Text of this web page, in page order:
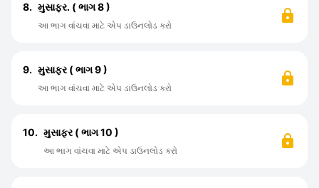
8. મુસાફર. ( ભાગ 8 )
આ ભાગ વાંચવા માટે એપ ડાઉનલોડ કરો
9. મુસાફર ( ભાગ 9 )
આ ભાગ વાંચવા માટે એપ ડાઉનલોડ કરો
10. મુસાફર ( ભાગ 10 )
આ ભાગ વાંચવા માટે એપ ડાઉનલોડ કરો